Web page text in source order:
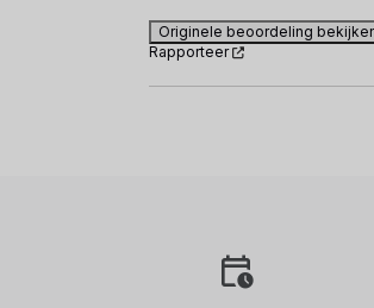
Originele beoordeling
Rapporteer